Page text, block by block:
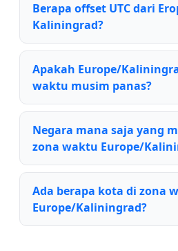
Berapa offset UTC dari
Kaliningrad?
Apakah Europe/
waktu musim panas?
Negara mana saja yang
zona waktu Europe/
Ada berapa kota di zona
Europe/Kaliningrad?